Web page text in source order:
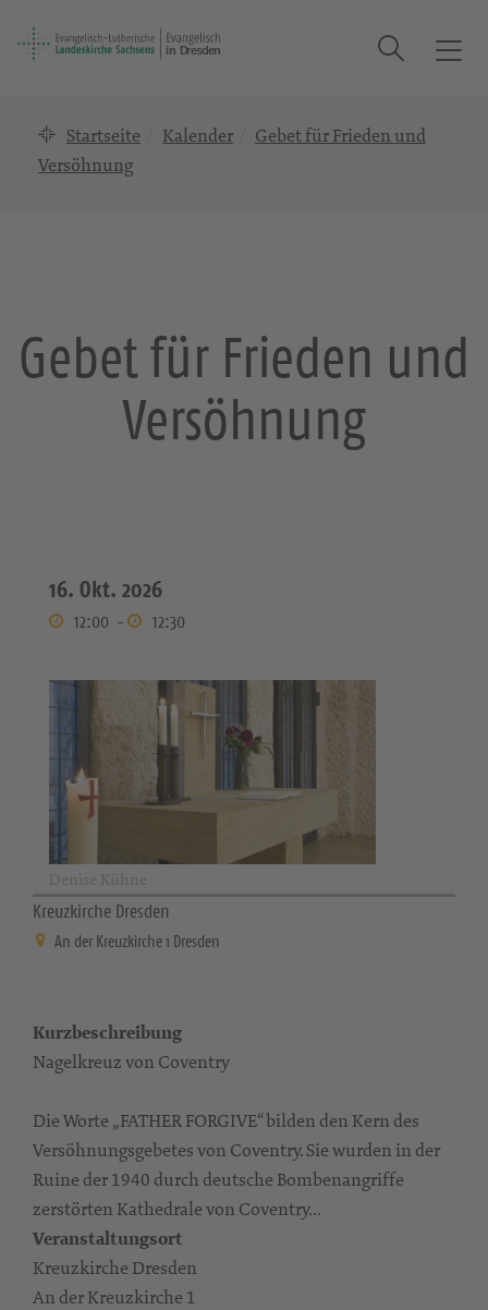
T
a
t
Suche
Startseite Kalender
Gebet für Frieden und
Versöhnung
Gebet für Frieden und
Versöhnung
16. Okt. 2026
12:00 - 12:30
Kreuzkirche Dresden
An der Kreuzkirche 1 Dresden
Kurzbeschreibung
Nagelkreuz von Coventry
Die Worte „FATHER FORGIVE“ bilden den Kern des
Versöhnungsgebetes von Coventry. Sie wurden in der
Ruine der 1940 durch deutsche Bombenangriffe
zerstörten Kathedrale von Coventry...
Veranstaltungsort
Kreuzkirche Dresden
An der Kreuzkirche 1